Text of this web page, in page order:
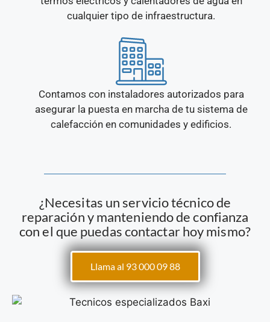
cualquier tipo de infraestructura.
Contamos con instaladores autorizados para
asegurar la puesta en marcha de tu sistema de
calefacción en comunidades y edificios.
¿Necesitas un servicio técnico de
reparación y manteniendo de confianza
con el que puedas contactar hoy mismo?
Llama al 93 000 09 88